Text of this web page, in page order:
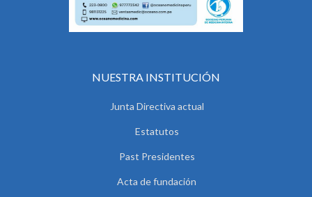
NUESTRA INSTITUCIÓN
Junta Directiva actual
Estatutos
Past Presidentes
Acta de fundación